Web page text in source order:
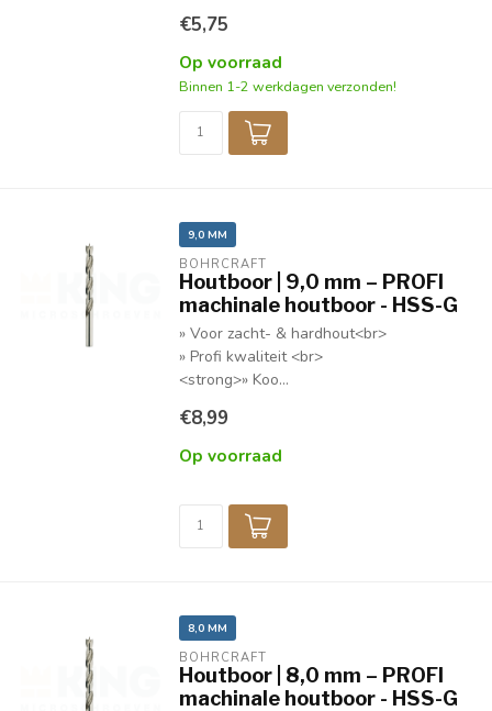
€5,75
Op voorraad
Binnen 1-2 werkdagen verzonden!
9,0 MM
BOHRCRAFT
Houtboor | 9,0 mm – PROFI
machinale houtboor - HSS-G
» Voor zacht- & hardhout<br>
» Profi kwaliteit <br>
<strong>» Koo...
€8,99
Op voorraad
8,0 MM
BOHRCRAFT
Houtboor | 8,0 mm – PROFI
machinale houtboor - HSS-G